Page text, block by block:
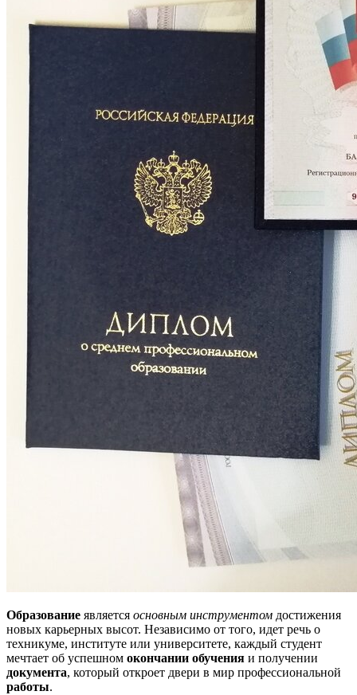
Образование является основным инструментом достижения
новых карьерных высот. Независимо от того, идет речь о
техникуме, институте или университете, каждый студент
мечтает об успешном окончании обучения и получении
документа, который откроет двери в мир профессиональной
работы.